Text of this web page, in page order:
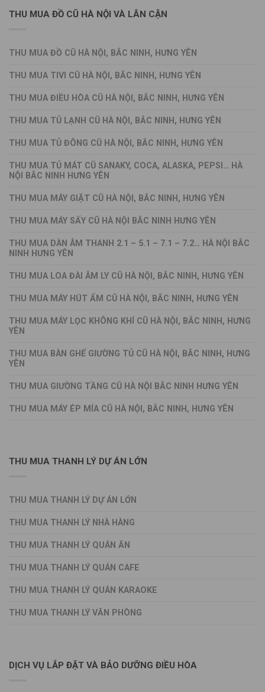
THU MUA ĐỒ CŨ HÀ NỘI VÀ LÂN CẬN
THU MUA ĐỒ CŨ HÀ NỘI, BẮC NINH, HƯNG YÊN
THU MUA TIVI CŨ HÀ NỘI, BẮC NINH, HƯNG YÊN
THU MUA ĐIỀU HÒA CŨ HÀ NỘI, BẮC NINH, HƯNG YÊN
THU MUA TỦ LẠNH CŨ HÀ NỘI, BẮC NINH, HƯNG YÊN
THU MUA TỦ ĐÔNG CŨ HÀ NỘI, BẮC NINH, HƯNG YÊN
THU MUA TỦ MÁT CŨ SANAKY, COCA, ALASKA, PEPSI… HÀ
NỘI BẮC NINH HƯNG YÊN
THU MUA MÁY GIẶT CŨ HÀ NỘI, BẮC NINH, HƯNG YÊN
THU MUA MÁY SẤY CŨ HÀ NỘI BẮC NINH HƯNG YÊN
THU MUA DÀN ÂM THANH 2.1 – 5.1 – 7.1 – 7.2… HÀ NỘI BẮC
NINH HƯNG YÊN
THU MUA LOA ĐÀI ÂM LY CŨ HÀ NỘI, BẮC NINH, HƯNG YÊN
THU MUA MÁY HÚT ẨM CŨ HÀ NỘI, BẮC NINH, HƯNG YÊN
THU MUA MÁY LỌC KHÔNG KHÍ CŨ HÀ NỘI, BẮC NINH, HƯNG
YÊN
THU MUA BÀN GHẾ GIƯỜNG TỦ CŨ HÀ NỘI, BẮC NINH, HƯNG
YÊN
THU MUA GIƯỜNG TẦNG CŨ HÀ NỘI BẮC NINH HƯNG YÊN
THU MUA MÁY ÉP MÍA CŨ HÀ NỘI, BẮC NINH, HƯNG YÊN
THU MUA THANH LÝ DỰ ÁN LỚN
THU MUA THANH LÝ DỰ ÁN LỚN
THU MUA THANH LÝ NHÀ HÀNG
THU MUA THANH LÝ QUÁN ĂN
THU MUA THANH LÝ QUÁN CAFE
THU MUA THANH LÝ QUÁN KARAOKE
THU MUA THANH LÝ VĂN PHÒNG
DỊCH VỤ LẮP ĐẶT VÀ BẢO DƯỠNG ĐIỀU HÒA